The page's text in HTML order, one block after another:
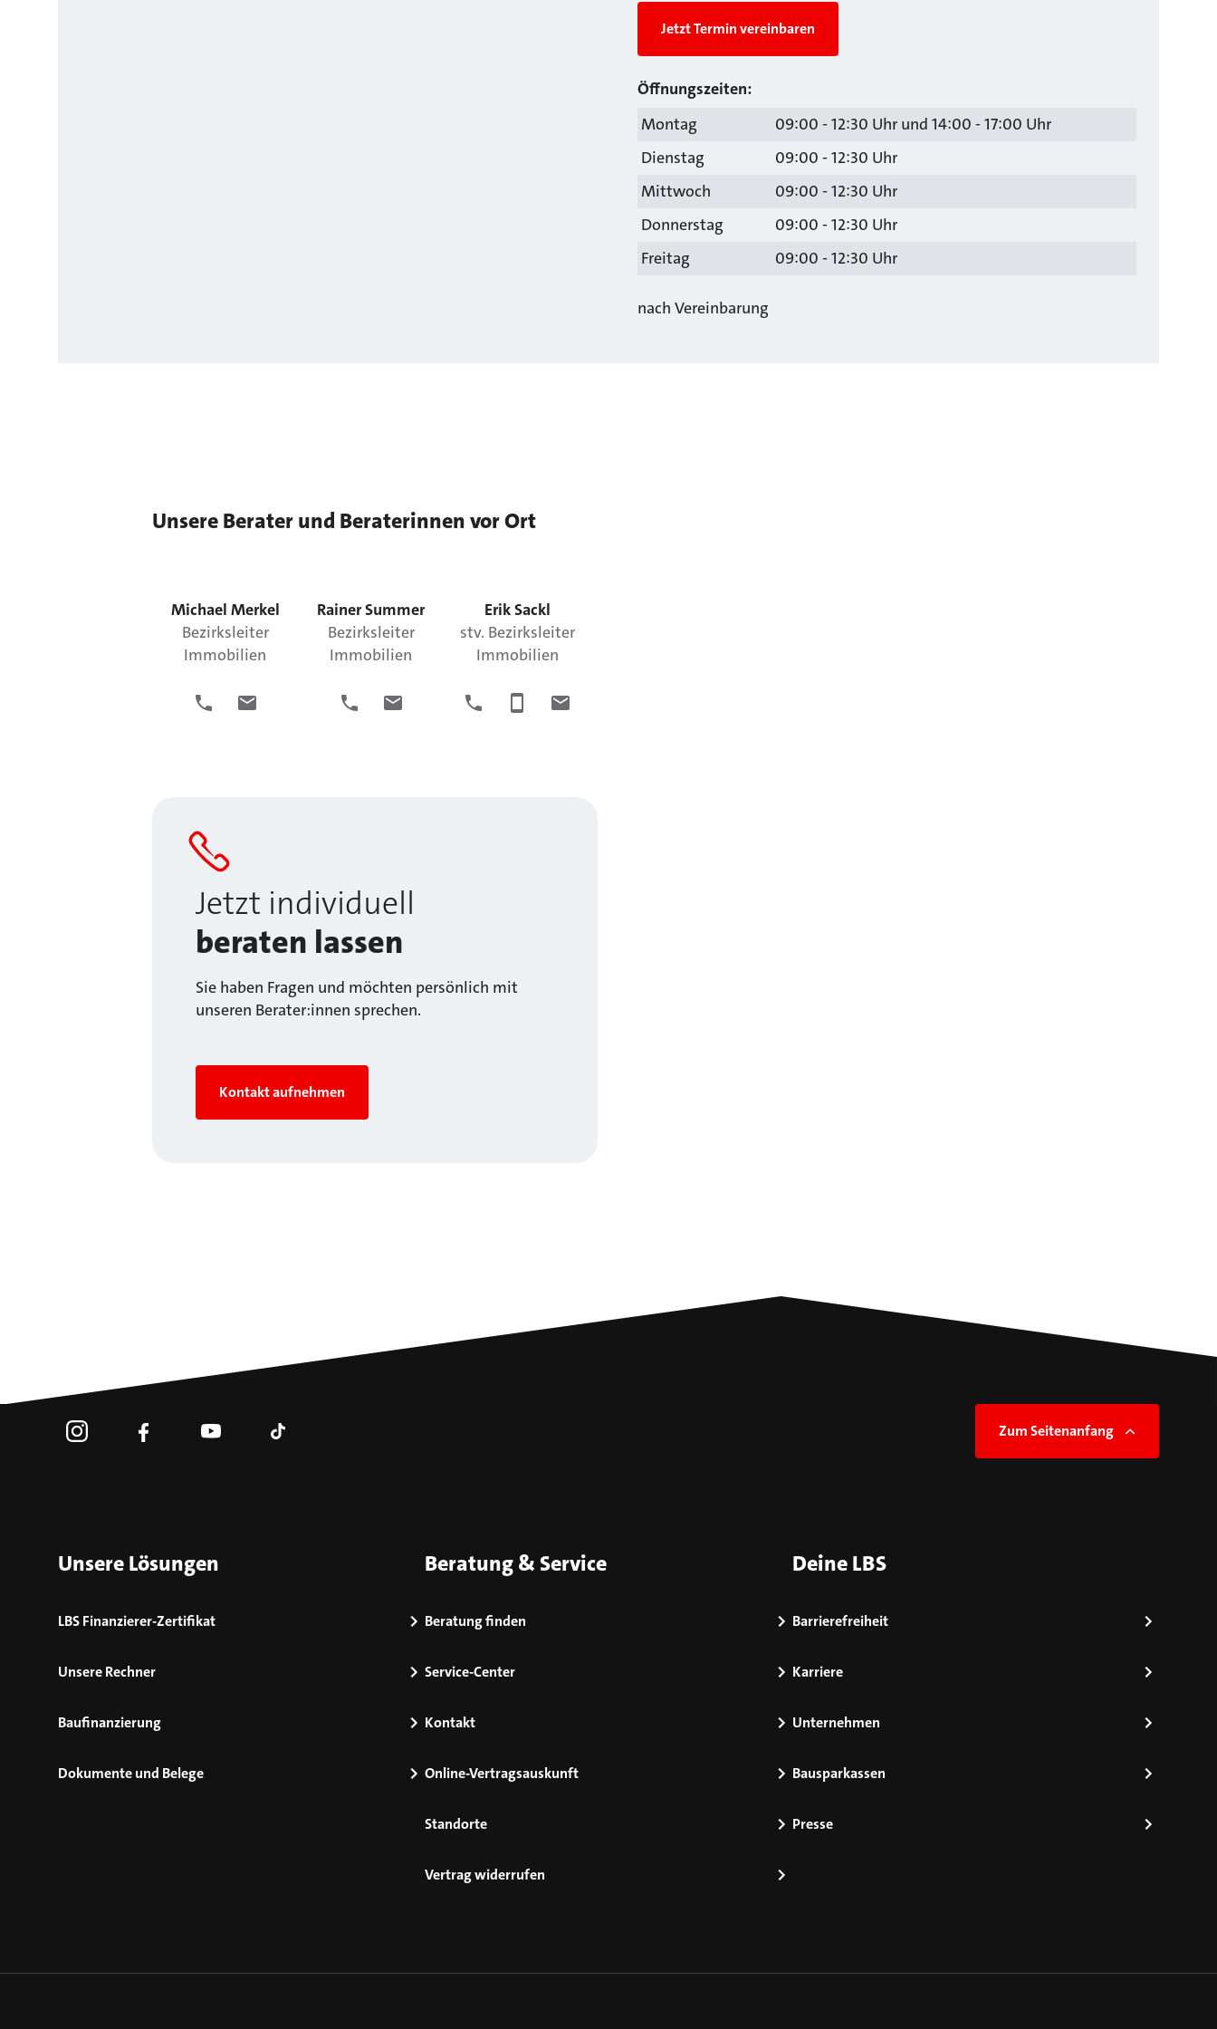
Jetzt Termin vereinbaren
Öffnungszeiten:
Montag
09:00 - 12:30 Uhr und 14:00 - 17:00 Uhr
Dienstag
09:00 - 12:30 Uhr
Mittwoch
09:00 - 12:30 Uhr
Donnerstag
09:00 - 12:30 Uhr
Freitag
09:00 - 12:30 Uhr
nach Vereinbarung
Unsere Berater und Beraterinnen vor Ort
Michael Merkel
Bezirksleiter
Immobilien
RainerSummer
Bezirksleiter
Immobilien
ErikSackl
stv. Bezirksleiter
Immobilien
Jetzt individuell
beraten lassen
Sie haben Fragen und möchten persönlich mit
unseren Berater:innen sprechen.
Kontakt aufnehmen
Zum Seitenanfang
Unsere Lösungen
LBS Finanzierer-Zertifikat
Unsere Rechner
Baufinanzierung
Dokumente und Belege
Beratung & Service
Beratung finden
Service-Center
Kontakt
Online-Vertragsauskunft
Standorte
Vertrag widerrufen
Deine LBS
Barrierefreiheit
Karriere
Unternehmen
Bausparkassen
Presse